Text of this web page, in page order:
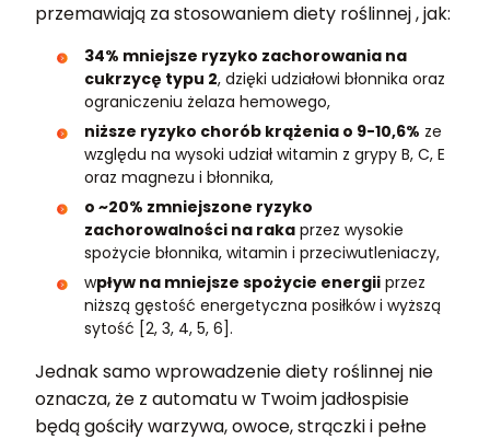
przemawiają za stosowaniem diety roślinnej , jak:
34% mniejsze ryzyko zachorowania na
cukrzycę typu 2, dzięki udziałowi błonnika oraz
ograniczeniu żelaza hemowego,
niższe ryzyko chorób krążenia o 9-10,6% ze
względu na wysoki udział witamin z grypy B, C, E
oraz magnezu i błonnika,
o ~20% zmniejszone ryzyko
zachorowalności na raka przez wysokie
spożycie błonnika, witamin i przeciwutleniaczy,
wpływ na mniejsze spożycie energii przez
niższą gęstość energetyczna posiłków i wyższą
sytość [2, 3, 4, 5, 6].
Jednak samo wprowadzenie diety roślinnej nie
oznacza, że z automatu w Twoim jadłospisie
będą gościły warzywa, owoce, strączki i pełne